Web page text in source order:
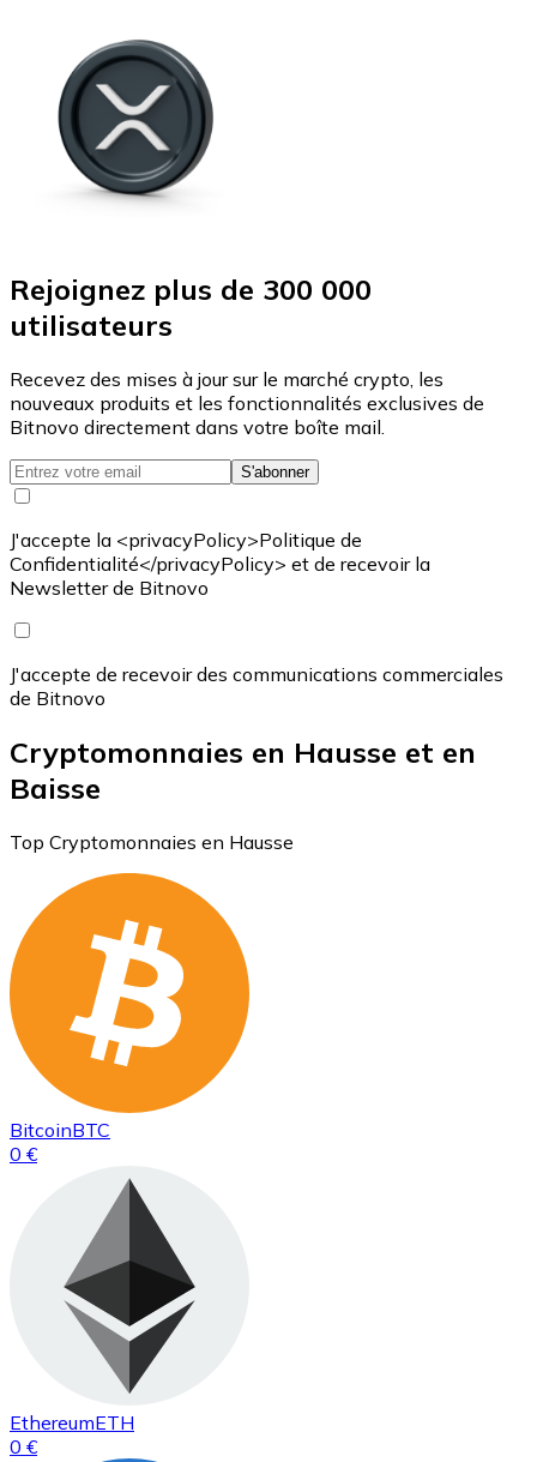
Rejoignez plus de 300 000
utilisateurs
Recevez des mises à jour sur le marché crypto, les
nouveaux produits et les fonctionnalités exclusives de
Bitnovo directement dans votre boîte mail.
S'abonner
J'accepte la <privacyPolicy>Politique de
Confidentialité</privacyPolicy> et de recevoir la
Newsletter de Bitnovo
J'accepte de recevoir des communications commerciales
de Bitnovo
Cryptomonnaies en Hausse et en
Baisse
Top Cryptomonnaies en Hausse
BitcoinBTC
0 €
EthereumETH
0 €